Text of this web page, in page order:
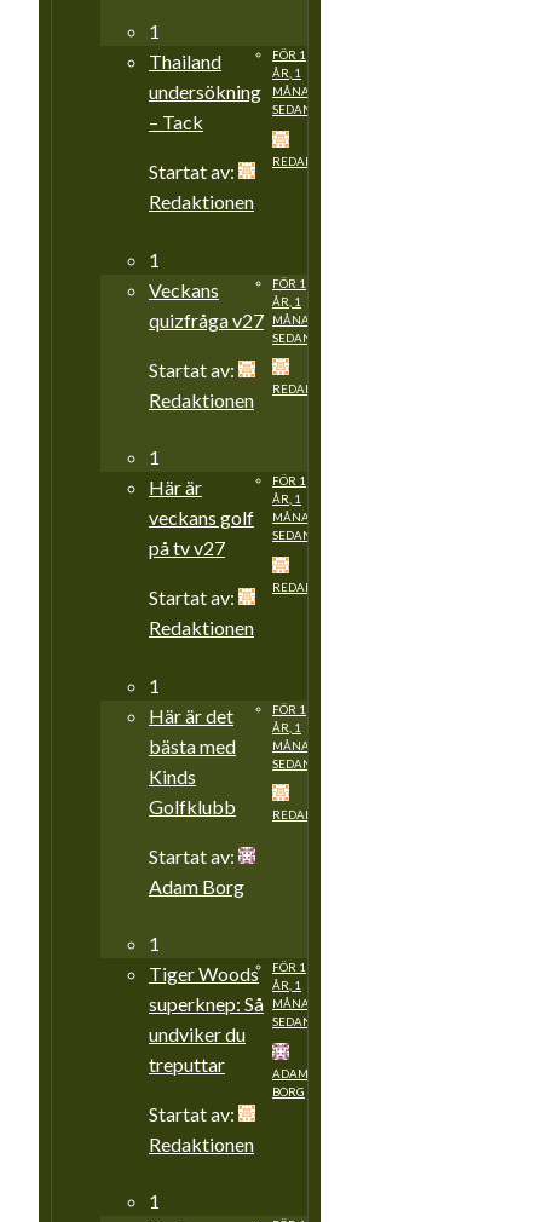
1
FÖR 1
ÅR, 1
MÅNAD
SEDAN
REDAKTIONEN
Thailand
undersökning
– Tack
Startat av:
Redaktionen
1
FÖR 1
ÅR, 1
MÅNAD
SEDAN
REDAKTIONEN
Veckans
quizfråga v27
Startat av:
Redaktionen
1
FÖR 1
ÅR, 1
MÅNAD
SEDAN
REDAKTIONEN
Här är
veckans golf
på tv v27
Startat av:
Redaktionen
1
FÖR 1
ÅR, 1
MÅNAD
SEDAN
REDAKTIONEN
Här är det
bästa med
Kinds
Golfklubb
Startat av:
Adam Borg
1
FÖR 1
ÅR, 1
MÅNAD
SEDAN
ADAM
BORG
Tiger Woods
superknep: Så
undviker du
treputtar
Startat av:
Redaktionen
1